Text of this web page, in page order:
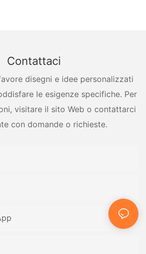
Contattaci
disegni e idee personalizzati
le esigenze specifiche. Per
visitare il sito Web o contattarci
con domande o richieste.